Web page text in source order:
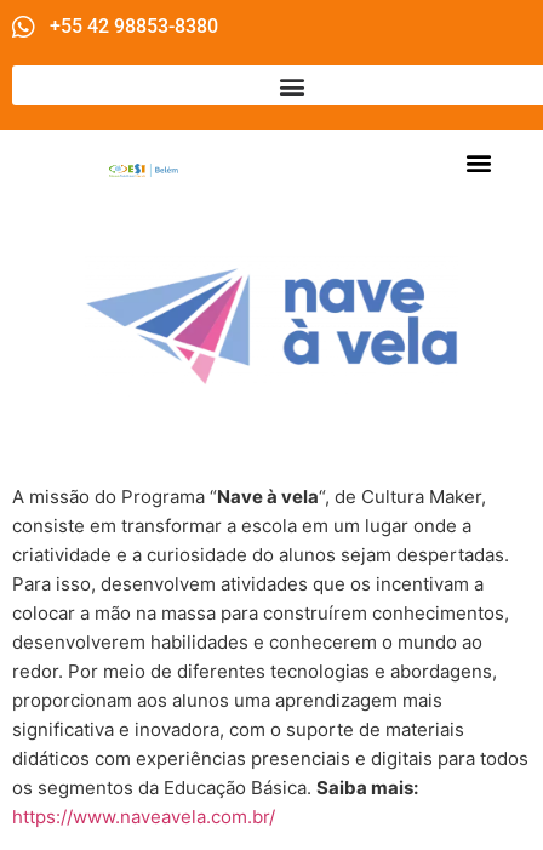
+55 42 98853-8380
A missão do Programa “Nave à vela“, de Cultura Maker,
consiste em transformar a escola em um lugar onde a
criatividade e a curiosidade do alunos sejam despertadas.
Para isso, desenvolvem atividades que os incentivam a
colocar a mão na massa para construírem conhecimentos,
desenvolverem habilidades e conhecerem o mundo ao
redor. Por meio de diferentes tecnologias e abordagens,
proporcionam aos alunos uma aprendizagem mais
significativa e inovadora, com o suporte de materiais
didáticos com experiências presenciais e digitais para todos
os segmentos da Educação Básica. Saiba mais:
https://www.naveavela.com.br/